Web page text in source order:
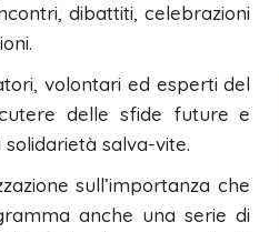
dibattiti, celebrazioni
volontari ed esperti del
delle sfide future e
salva-vite.
sull’importanza che
anche una serie di